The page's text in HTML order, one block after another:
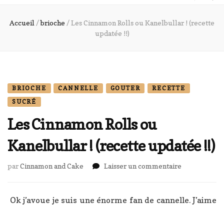
Accueil /brioche /Les Cinnamon Rolls ou Kanelbullar ! (recette
updatée !!)
BRIOCHE CANNELLE GOUTER
RECETTE
SUCRÉ
Les Cinnamon Rolls ou
Kanelbullar ! (recette updatée !!)
parCinnamon and Cake Laisser un commentaire
Rolls
Ok j’avoue je suis une énorme fan de cannelle. J’aime